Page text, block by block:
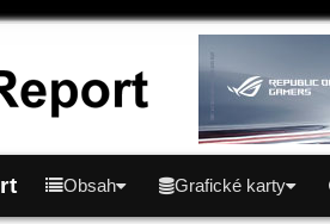
Obsah Grafické karty